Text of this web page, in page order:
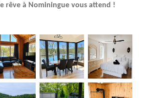
rêve à Nominingue vous attend !